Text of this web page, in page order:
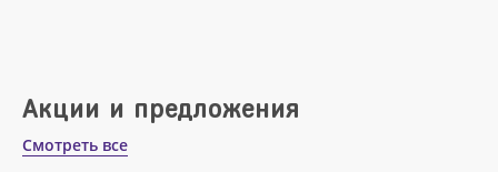
Акции и предложения
Смотреть все